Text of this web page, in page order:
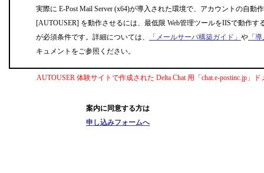
実際に E-Post Mail Server (x64)が導入された環境で、アカウントの自動
[AUTOUSER] を動作させるには、最低限 Web管理ツールをIISで動作す
が必須条件です。詳細については、
「メールサーバ構築ガイド」 や 「
キュメントをご参照ください。
AUTOUSER 体験サイトで作成された Delta Chat 用「chat.e-postinc.jp
案内に同意する方は
申し込みフォームへ